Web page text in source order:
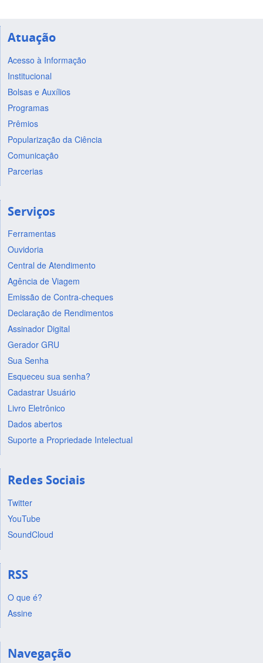
Atuação
Acesso à Informação
Institucional
Bolsas e Auxílios
Programas
Prêmios
Popularização da Ciência
Comunicação
Parcerias
Serviços
Ferramentas
Ouvidoria
Central de Atendimento
Agência de Viagem
Emissão de Contra-cheques
Declaração de Rendimentos
Assinador Digital
Gerador GRU
Sua Senha
Esqueceu sua senha?
Cadastrar Usuário
Livro Eletrônico
Dados abertos
Suporte a Propriedade Intelectual
Redes Sociais
Twitter
YouTube
SoundCloud
RSS
O que é?
Assine
Navegação